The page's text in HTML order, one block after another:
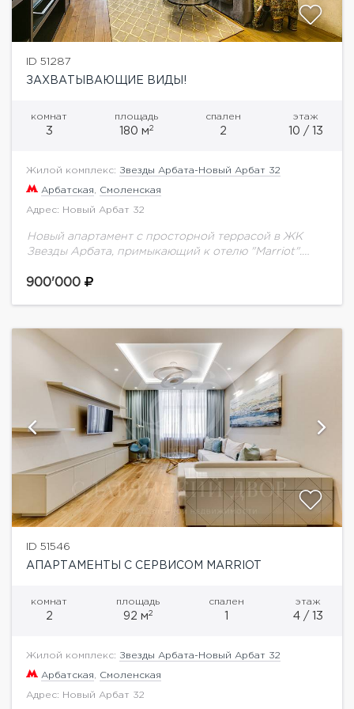
ID 51287
ЗАХВАТЫВАЮЩИЕ ВИДЫ!
комнат
3
площадь
180 м2
спален
2
этаж
10 / 13
Жилой комплекс: Звезды Арбата-Новый Арбат 32
Арбатская Смоленская
Адрес: Новый Арбат 32
Новый апартамент с просторной террасой в ЖК
Звезды Арбата, примыкающий к отелю "Marriot".
пространстве с обеденной зоной, мастер- спальня с
900'000
ID 51546
АПАРТАМЕНТЫ С СЕРВИСОМ MARRIOT
комнат
2
площадь
92 м2
спален
1
этаж
4 / 13
Жилой комплекс: Звезды Арбата-Новый Арбат 32
Арбатская Смоленская
Адрес: Новый Арбат 32